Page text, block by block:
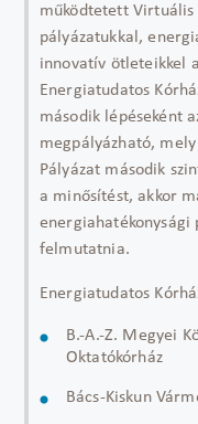
működtetett Virtuális
pályázatukkal,
innovatív ötleteikkel
Energiatudatos
második lépéseként
megpályázható,
Pályázat második
a minősítést, akkor
felmutatnia.
Energiatudatos
B.-A.-Z. Megyei
Oktatókórház
Bács-Kiskun